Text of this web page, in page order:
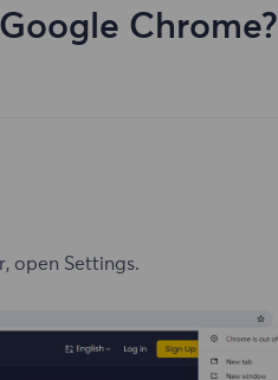
Chrome?
open Settings.